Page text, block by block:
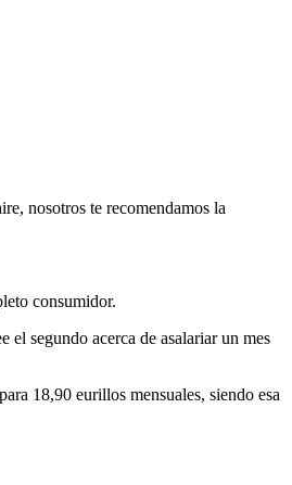
nosotros te recomendamos la
consumidor.
el segundo acerca de asalariar un mes
18,90 eurillos mensuales, siendo esa